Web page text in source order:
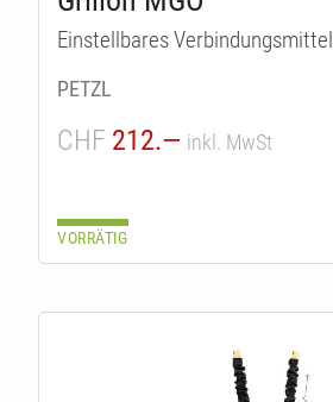
Einstellbares Verbindungsmittel
PETZL
CHF 212.— inkl. MwSt
VORRÄTIG